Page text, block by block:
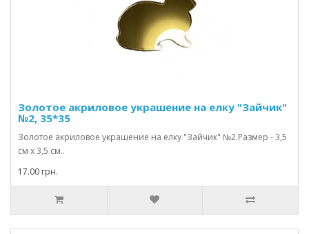
Золотое акриловое украшение на елку "Зайчик"
№2, 35*35
Золотое акриловое украшение на елку "Зайчик" №2.Размер - 3,5
см х 3,5 см..
17.00 грн.